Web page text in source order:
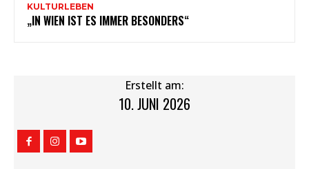
KULTURLEBEN
„IN WIEN IST ES IMMER BESONDERS“
Erstellt am:
10. JUNI 2026